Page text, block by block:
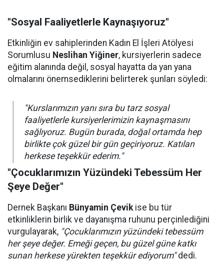
"Sosyal Faaliyetlerle Kaynaşıyoruz"
Etkinliğin ev sahiplerinden Kadın El İşleri Atölyesi
Sorumlusu Neslihan Yiğiner, kursiyerlerin sadece
eğitim alanında değil, sosyal hayatta da yan yana
olmalarını önemsediklerini belirterek şunları söyledi:
"Kurslarımızın yanı sıra bu tarz sosyal
faaliyetlerle kursiyerlerimizin kaynaşmasını
sağlıyoruz. Bugün burada, doğal ortamda hep
birlikte çok güzel bir gün geçiriyoruz. Katılan
herkese teşekkür ederim."
"Çocuklarımızın Yüzündeki Tebessüm Her
Şeye Değer"
Dernek Başkanı Bünyamin Çevikise bu tür
etkinliklerin birlik ve dayanışma ruhunu perçinlediğini
vurgulayarak, "Çocuklarımızın yüzündeki tebessüm
her şeye değer. Emeği geçen, bu güzel güne katkı
sunan herkese yürekten teşekkür ediyorum"dedi.